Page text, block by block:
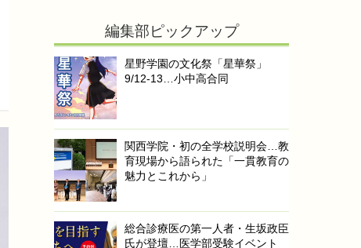
編集部ピックアップ
星野学園の文化祭「星華祭」
9/12-13…小中高合同
関西学院・初の全学校説明会…教
育現場から語られた「一貫教育の
魅力とこれから」
総合診療医の第一人者・生坂政臣
氏が登壇…医学部受験イベント